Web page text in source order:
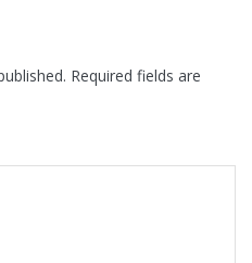
Required fields are